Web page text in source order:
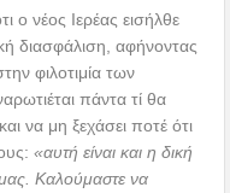
ο νέος Ιερέας εισήλθε
διασφάλιση, αφήνοντας
φιλοτιμία των
πάντα τί θα
να μη ξεχάσει ποτέ ότι
«αυτή είναι και η δική
Καλούμαστε να